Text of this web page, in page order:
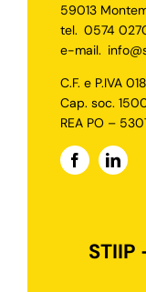
59013
tel. 0574
e-mail.
C.F. e P.IVA
Cap. soc.
REA PO –